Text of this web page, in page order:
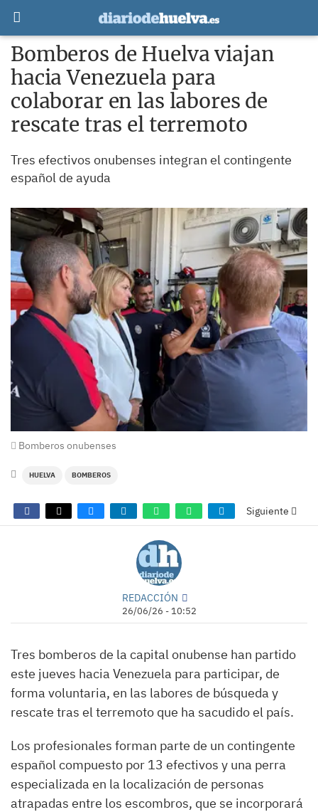
Bomberos de Huelva viajan
hacia Venezuela para
colaborar en las labores de
rescate tras el terremoto
Tres efectivos onubenses integran el contingente
español de ayuda
Bomberos onubenses
HUELVA BOMBEROS
Siguiente
REDACCIÓN
26/06/26 - 10:52
Tres bomberos de la capital onubense han partido
este jueves hacia Venezuela para participar, de
forma voluntaria, en las labores de búsqueda y
rescate tras el terremoto que ha sacudido el país.
Los profesionales forman parte de un contingente
español compuesto por 13 efectivos y una perra
especializada en la localización de personas
atrapadas entre los escombros, que se incorporará